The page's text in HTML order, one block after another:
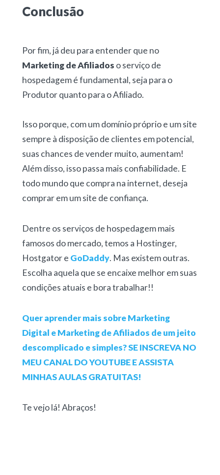
Conclusão
Por fim, já deu para entender que no
Marketing de Afiliados o serviço de
hospedagem é fundamental, seja para o
Produtor quanto para o Afiliado.
Isso porque, com um domínio próprio e um site
sempre à disposição de clientes em potencial,
suas chances de vender muito, aumentam!
Além disso, isso passa mais confiabilidade. E
todo mundo que compra na internet, deseja
comprar em um site de confiança.
Dentre os serviços de hospedagem mais
famosos do mercado, temos a Hostinger,
Hostgator e GoDaddy. Mas existem outras.
Escolha aquela que se encaixe melhor em suas
condições atuais e bora trabalhar!!
Quer aprender mais sobre Marketing
Digital e Marketing de Afiliados de um jeito
descomplicado e simples? SE INSCREVA NO
MEU CANAL DO YOUTUBE E ASSISTA
MINHAS AULAS GRATUITAS!
Te vejo lá! Abraços!